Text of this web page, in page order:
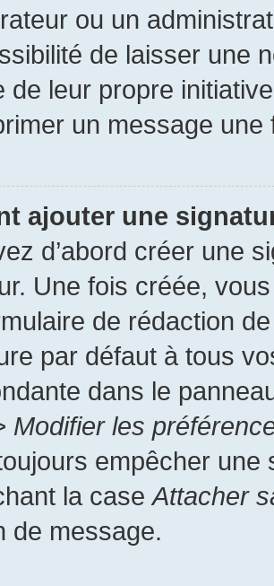
ou un
de laisser une
de leur propre
un message une
ajouter une
d’abord créer une
Une fois créée,
de rédaction
par défaut à tous
dans le
Modifier les
empêcher une
la case Attacher
de message.